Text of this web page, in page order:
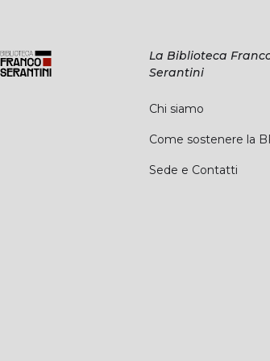
La Biblioteca
Serantini
Chi siamo
Come sostenere la
Sede e Contatti